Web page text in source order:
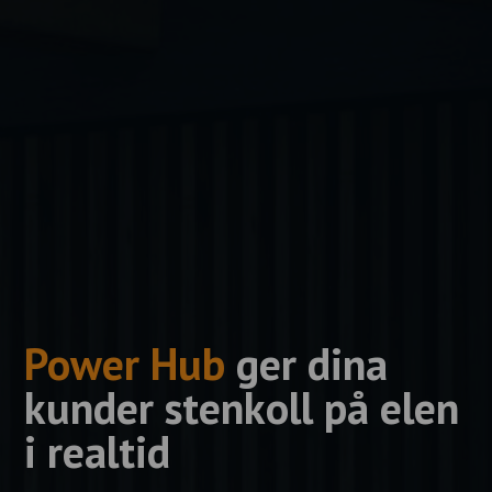
Power Hub ger dina
kunder stenkoll på elen
i realtid